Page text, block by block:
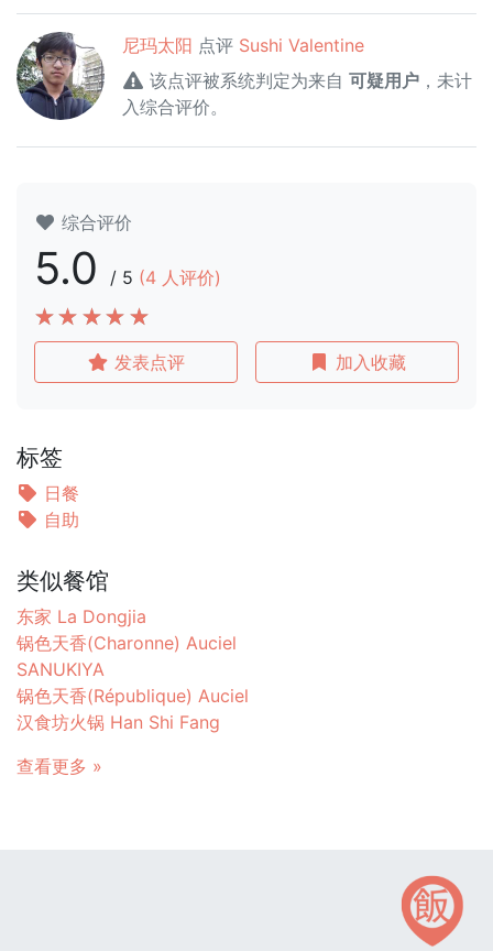
尼玛太阳 点评 Sushi Valentine
该点评被系统判定为来自 可疑用户 ，未计
入综合评价。
综合评价
5.0 / 5 (4 人评价)
发表点评 加入收藏
标签
日餐
自助
类似餐馆
东家 La Dongjia
锅色天香(Charonne) Auciel
SANUKIYA
锅色天香(République) Auciel
汉食坊火锅 Han Shi Fang
查看更多 »